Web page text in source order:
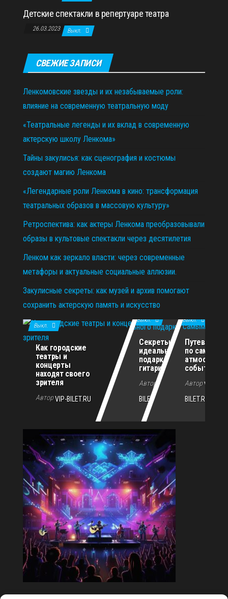
Детские спектакли в репертуаре театра
26.03.2023 Выкл.
СВЕЖИЕ ЗАПИСИ
Ленкомовские звезды и их незабываемые роли:
влияние на современную театральную моду
«Театральные легенды и их вклад в современную
актерскую школу Ленкома»
Тайны закулисья: как сценография и костюмы
создают магию Ленкома
«Легендарные роли Ленкома в кино: трансформация
театральных образов в массовую культуру»
Ретроспектива: как актеры Ленкома преобразовывали
образы в культовые спектакли через десятилетия
Ленком как зеркало власти: через современные
метафоры и актуальные социальные аллюзии.
Закулисные секреты: как музей и архив помогают
сохранить актерскую память и искусство
02.07.2026
Выкл.
Как городские
театры и
концерты
находят своего
зрителя
АвторVIP-BILET.RU
11.12.2025
Выкл.
Секреты
идеального
подарка для
гитариста
Автор VIP-
BILET.RU
Выкл.
по самым
событиям
АвторVIP-
BILET.RU